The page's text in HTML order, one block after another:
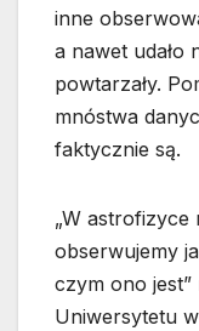
inne
a nawet udało
powtarzały.
mnóstwa
faktycznie są.
„W astrofizyce
obserwujemy
czym ono
Uniwersytetu